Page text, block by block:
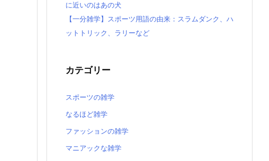
に近いのはあの犬
【一分雑学】スポーツ用語の由来：スラムダンク、ハ
ットトリック、ラリーなど
カテゴリー
スポーツの雑学
なるほど雑学
ファッションの雑学
マニアックな雑学